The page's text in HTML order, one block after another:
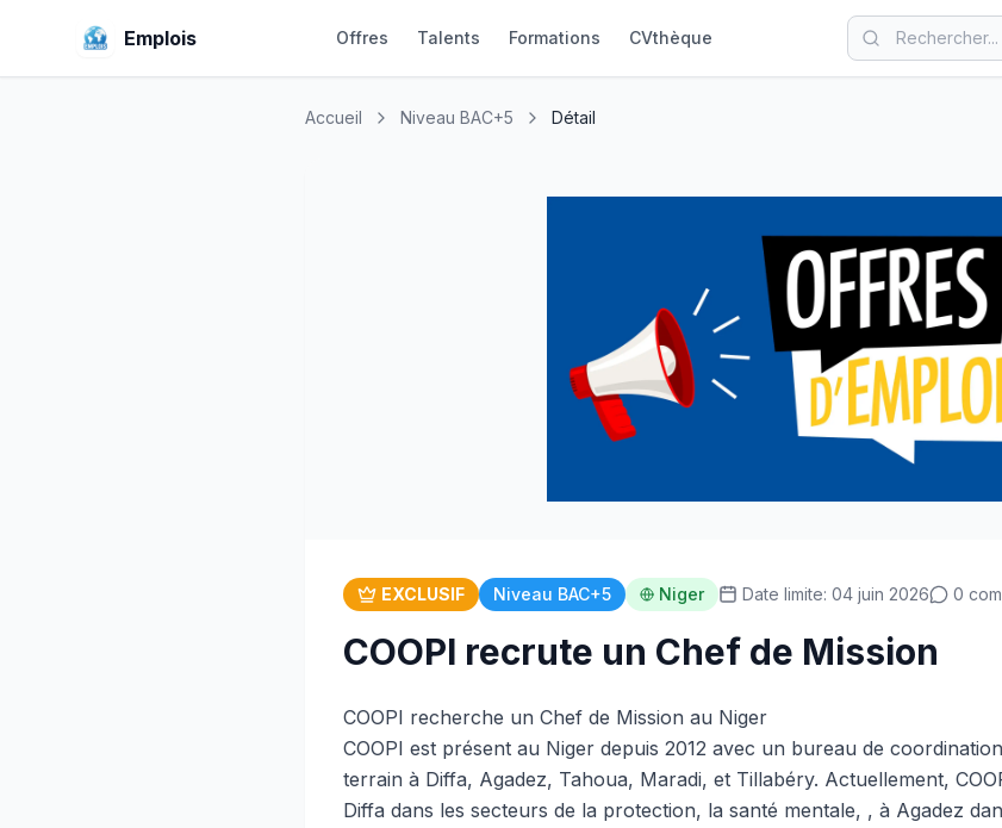
Emplois Offres Talents Formations CVthèque
Accueil Niveau BAC+5 Détail
EXCLUSIF Niveau BAC+5 Niger Date limite: 04 juin 2026 0
COOPI recrute un Chef de Mission
COOPI recherche un Chef de Mission au Niger
COOPI est présent au Niger depuis 2012 avec un bureau de
terrain à Diffa, Agadez, Tahoua, Maradi, et Tillabéry. Actuellement,
Diffa dans les secteurs de la protection, la santé mentale, , à Agadez